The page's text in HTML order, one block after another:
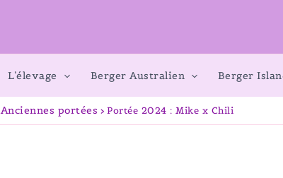
L’élevage Berger Australien Berger
Anciennes portées Portée 2024 : Mike x Chili